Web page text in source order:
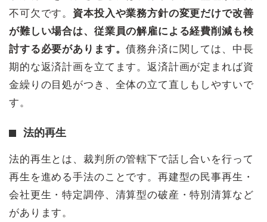
不可欠です。 資本投入や業務方針の変更だけで改善
が難しい場合は、従業員の解雇による経費削減も検
討する必要があります。債務弁済に関しては、中長
期的な返済計画を立てます。返済計画が定まれば資
金繰りの目処がつき、全体の立て直しもしやすいで
す。
法的再生
法的再生とは、裁判所の管轄下で話し合いを行って
再生を進める手法のことです。再建型の民事再生・
会社更生・特定調停、清算型の破産・特別清算など
があります。